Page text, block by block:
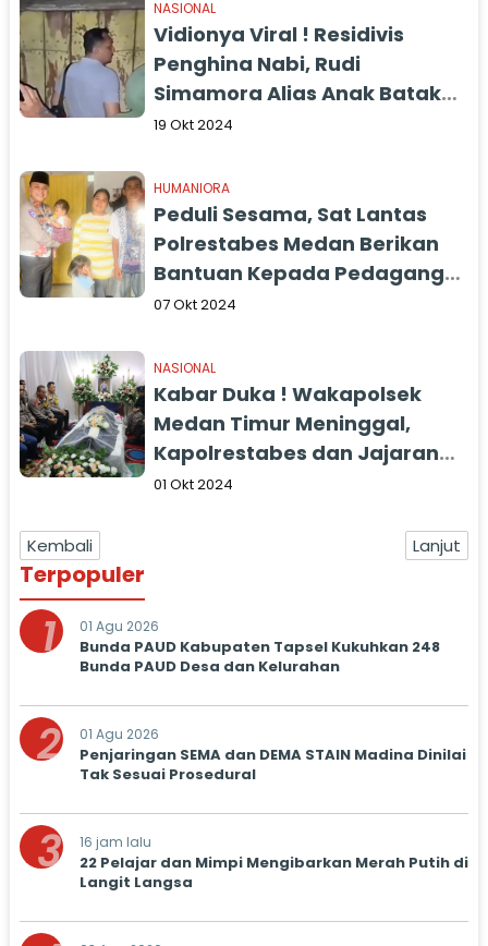
NASIONAL
Vidionya Viral ! Residivis
Penghina Nabi, Rudi
Simamora Alias Anak Batak
Diamankan di Mapolrestabes
19 Okt 2024
HUMANIORA
Peduli Sesama, Sat Lantas
Polrestabes Medan Berikan
Bantuan Kepada Pedagang
Siomay Korban Hipnotis
07 Okt 2024
NASIONAL
Kabar Duka ! Wakapolsek
Medan Timur Meninggal,
Kapolrestabes dan Jajaran
Melayat
01 Okt 2024
Kembali Lanjut
Terpopuler
1 01 Agu 2026
Bunda PAUD Kabupaten Tapsel Kukuhkan 248
Bunda PAUD Desa dan Kelurahan
2 01 Agu 2026
Penjaringan SEMA dan DEMA STAIN Madina Dinilai
Tak Sesuai Prosedural
3 16 jam lalu
22 Pelajar dan Mimpi Mengibarkan Merah Putih di
Langit Langsa